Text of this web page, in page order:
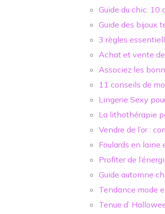
Guide du chic: 10
Guide des bijoux
3 règles
Achat et vente
Associez les
11 conseils de
Lingerie Sexy
La lithothérapie
Vendre de l’or :
Foulards en laine
Profiter de
Guide automne
Tendance mode
Tenue d’